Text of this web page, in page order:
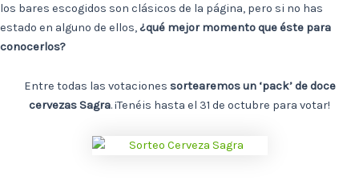
los bares escogidos son clásicos de la página, pero si no has
estado en alguno de ellos,¿qué mejor momento que éste para
conocerlos?
Entre todas las votaciones sortearemos un ‘pack’ de doce
cervezas Sagra. ¡Tenéis hasta el 31 de octubre para votar!